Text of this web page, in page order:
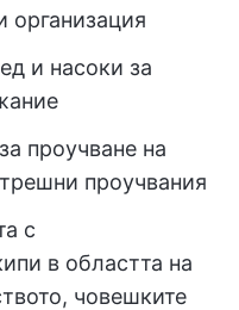
организация
и насоки за
проучване на
проучвания
с
в областта на
човешките